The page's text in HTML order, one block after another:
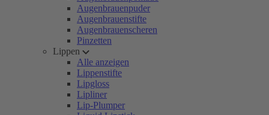
Augenbrauenpuder
Augenbrauenstifte
Augenbrauenscheren
Pinzetten
Lippen
Alle anzeigen
Lippenstifte
Lipgloss
Lipliner
Lip-Plumper